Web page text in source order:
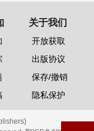
关于我们
开放获取
出版协议
保存/撤销
隐私保护